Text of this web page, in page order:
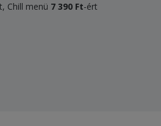
Chill menü 7 390 Ft-ért